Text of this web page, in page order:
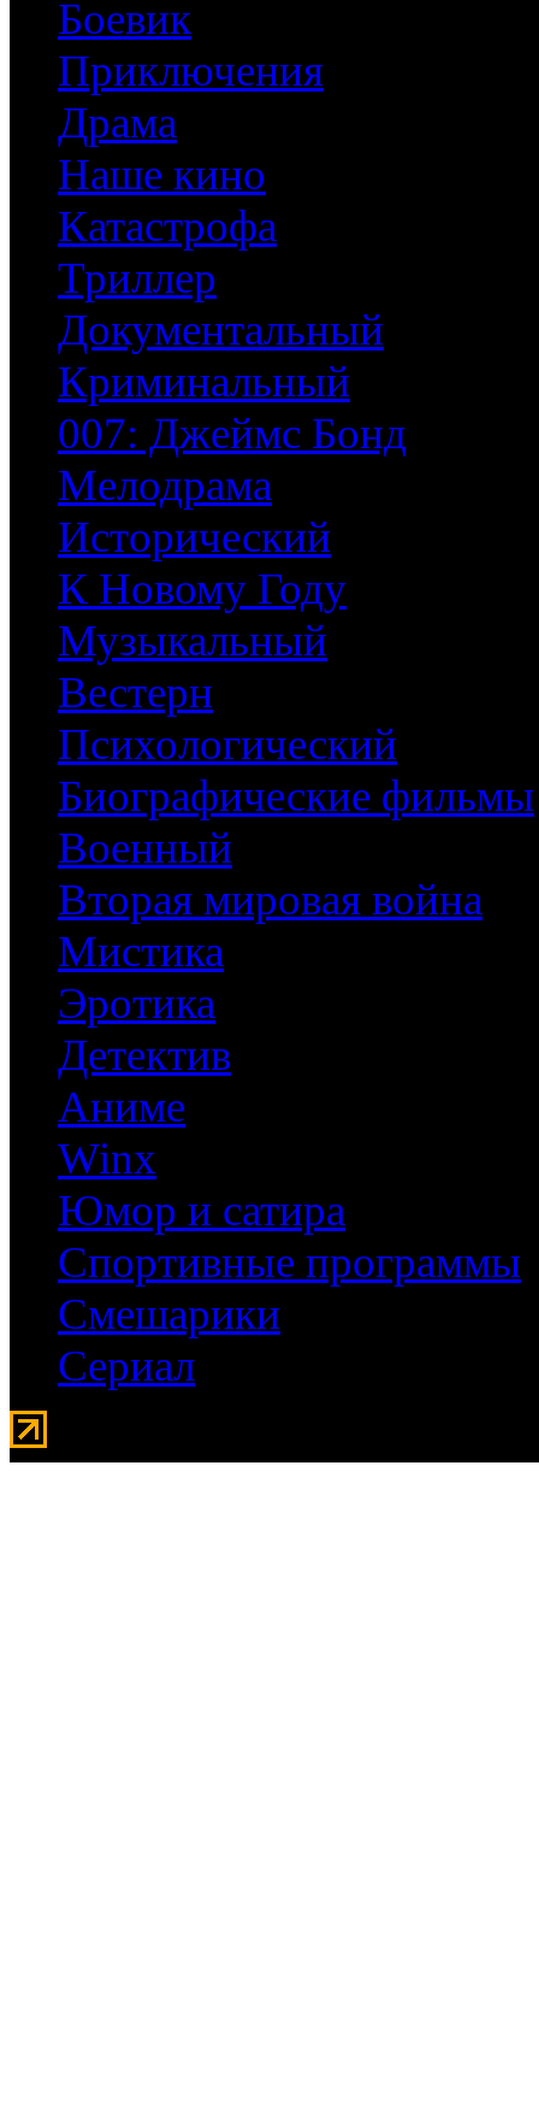
Боевик
Приключения
Драма
Наше кино
Катастрофа
Триллер
Документальный
Криминальный
007: Джеймс Бонд
Мелодрама
Исторический
К Новому Году
Музыкальный
Вестерн
Психологический
Биографические фильмы
Военный
Вторая мировая война
Мистика
Эротика
Детектив
Аниме
Winx
Юмор и сатира
Спортивные программы
Смешарики
Сериал
Мувидом - аренда